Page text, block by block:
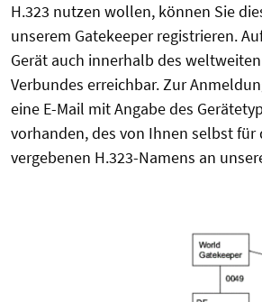
H.323 nutzen wollen, können Sie
unserem Gatekeeper registrieren.
Gerät auch innerhalb des
Verbundes erreichbar. Zur
eine E-Mail mit Angabe des
vorhanden, des von Ihnen selbst für
vergebenen H.323-Namens an